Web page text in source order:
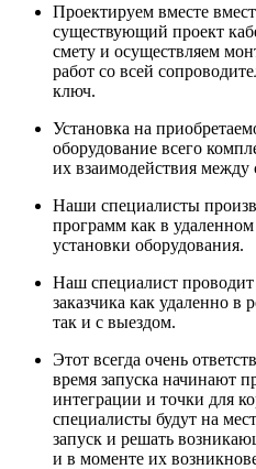
Проектируем вместе
существующий проект
смету и осуществляем
работ со всей
ключ.
Установка на
оборудование всего
их взаимодействия между
Наши специалисты
программ как в
установки оборудования.
Наш специалист проводит
заказчика как удаленно
так и с выездом.
Этот всегда очень
время запуска начинают
интеграции и точки для
специалисты будут на
запуск и решать
и в моменте их